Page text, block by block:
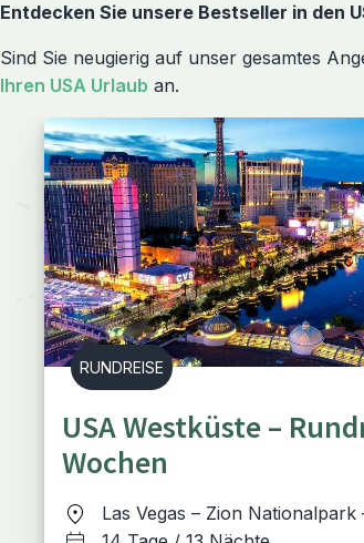
Entdecken Sie unsere Bestseller in den
Sind Sie neugierig auf unser gesamtes
Ihren USA Urlaub an.
RUNDREISE
USA Westküste –
Wochen
Las Vegas – Zion Nationalpark